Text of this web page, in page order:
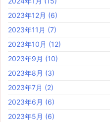
2023年12月 (6)
2023年11月 (7)
2023年10月 (12)
2023年9月 (10)
2023年8月 (3)
2023年7月 (2)
2023年6月 (6)
2023年5月 (6)